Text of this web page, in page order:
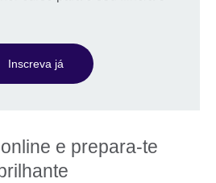
Inscreva já
e prepara-te